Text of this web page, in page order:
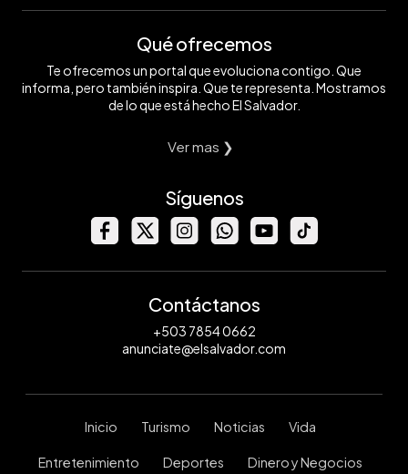
Qué ofrecemos
Te ofrecemos un portal que evoluciona contigo. Que
informa, pero también inspira. Que te representa. Mostramos
de lo que está hecho El Salvador.
Ver mas ❯
Síguenos
Contáctanos
+503 7854 0662
anunciate@elsalvador.com
Inicio Turismo Noticias Vida
Entretenimiento Deportes Dinero y Negocios